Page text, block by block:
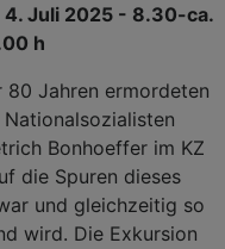
4. Juli 2025 - 8.30-ca.
h
80 Jahren ermordeten
Nationalsozialisten
Bonhoeffer im KZ
die Spuren dieses
und gleichzeitig so
wird. Die Exkursion